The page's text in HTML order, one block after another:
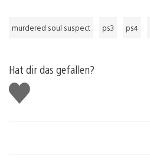
murdered soul suspect ps3 ps4
Hat dir das gefallen?
Gefällt
mir